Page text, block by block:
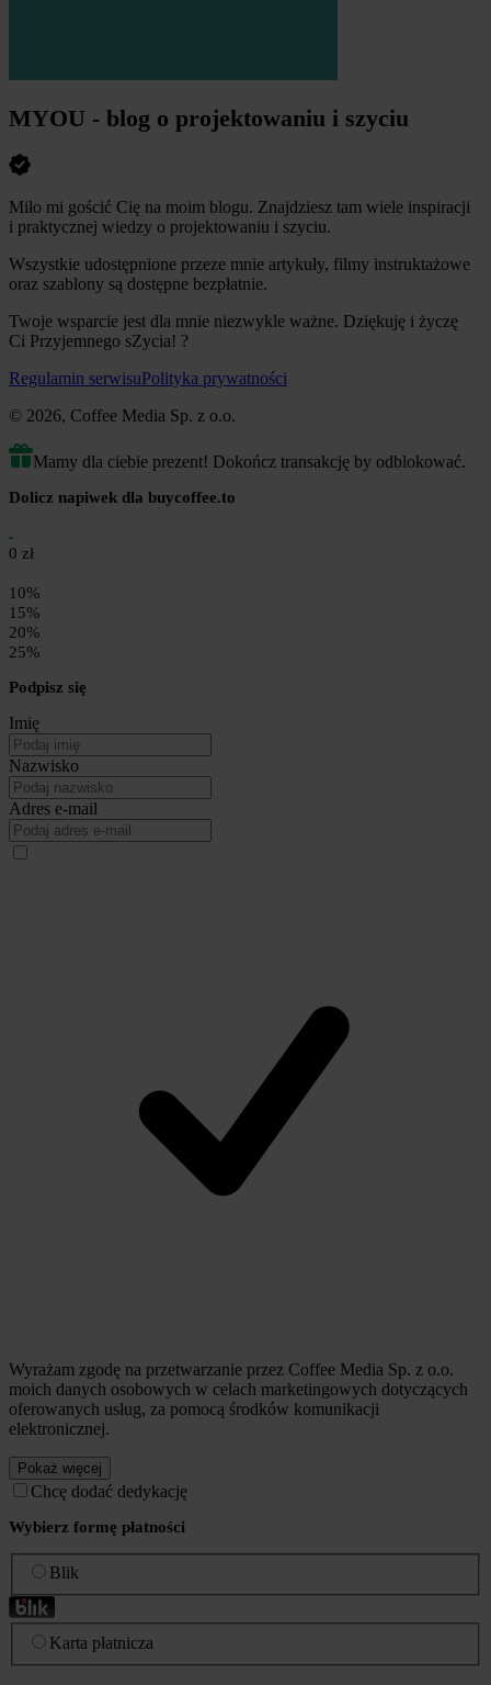
MYOU - blog o projektowaniu i szyciu
Miło mi gościć Cię na moim blogu. Znajdziesz tam wiele inspiracji
i praktycznej wiedzy o projektowaniu i szyciu.
Wszystkie udostępnione przeze mnie artykuły, filmy instruktażowe
oraz szablony są dostępne bezpłatnie.
Twoje wsparcie jest dla mnie niezwykle ważne. Dziękuję i życzę
Ci Przyjemnego sZycia! ?
Regulamin serwisuPolityka prywatności
© 2026, Coffee Media Sp. z o.o.
Mamy dla ciebie prezent! Dokończ transakcję by odblokować.
Dolicz napiwek dla buycoffee.to
0 zł
10%
15%
20%
25%
Podpisz się
Imię
Nazwisko
Adres e-mail
Wyrażam zgodę na przetwarzanie przez Coffee Media Sp. z o.o.
moich danych osobowych w celach marketingowych dotyczących
oferowanych usług, za pomocą środków komunikacji
elektronicznej.
Pokaż więcej
Chcę dodać dedykację
Wybierz formę płatności
Blik
Karta płatnicza